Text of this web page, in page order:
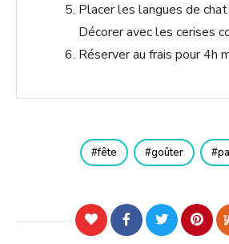
Placer les langues de
Décorer avec les cerises
Réserver au frais pour 4h
fête goûter